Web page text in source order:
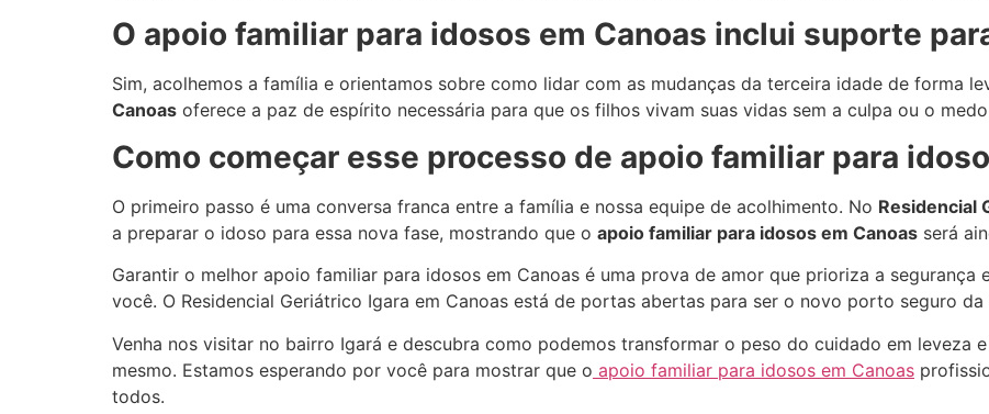
O apoio familiar para idosos em Canoas inclui suporte
Sim, acolhemos a família e orientamos sobre como lidar com as mudanças da terceira idade de forma
Canoas oferece a paz de espírito necessária para que os filhos vivam suas vidas sem a culpa ou o
Como começar esse processo de apoio familiar para
O primeiro passo é uma conversa franca entre a família e nossa equipe de acolhimento. No Residencial
a preparar o idoso para essa nova fase, mostrando que o apoio familiar para idosos em Canoas será
Garantir o melhor apoio familiar para idosos em Canoas é uma prova de amor que prioriza a segurança
você. O Residencial Geriátrico Igara em Canoas está de portas abertas para ser o novo porto seguro da
Venha nos visitar no bairro Igará e descubra como podemos transformar o peso do cuidado em leveza
mesmo. Estamos esperando por você para mostrar que o apoio familiar para idosos em Canoas
todos.